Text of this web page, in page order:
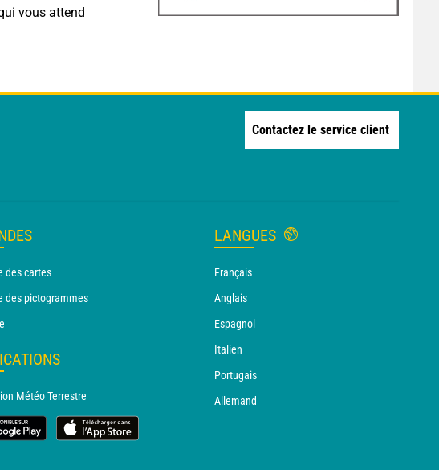
vous attend
Contactez le service client
des cartes
des pictogrammes
Météo Terrestre
LANGUES
Français
Anglais
Espagnol
Italien
Portugais
Allemand